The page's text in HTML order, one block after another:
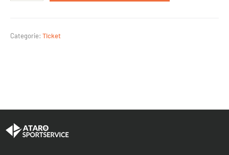
Categorie: Ticket